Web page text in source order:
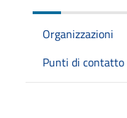
Organizzazioni
Punti di contatto